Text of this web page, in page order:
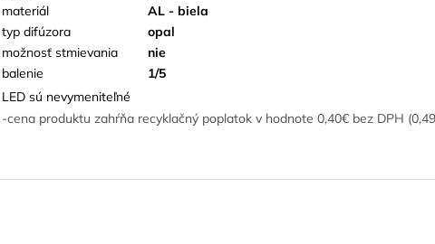
materiál
AL - biela
typ difúzora
opal
možnosť stmievania
nie
balenie
1/5
LED sú nevymeniteľné
-cena produktu zahŕňa recyklačný poplatok v hodnote 0,40€ bez DPH